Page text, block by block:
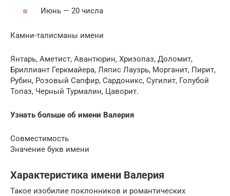
Июнь — 20 числа
Камни-талисманы имени
Янтарь, Аметист, Авантюрин, Хризопаз, Доломит,
Бриллиант Геркмайера, Ляпис Лаузрь, Морганит, Пирит,
Рубин, Розовый Сапфир, Сардоникс, Сугилит, Голубой
Топаз, Черный Турмалин, Цаворит.
Узнать больше об имени Валерия
Совместимость
Значение букв имени
Характеристика имени Валерия
Такое изобилие поклонников и романтических